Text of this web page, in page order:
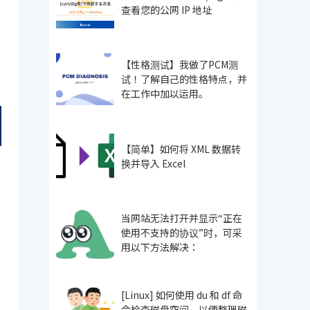
查看您的公网 IP 地址
【性格测试】我做了PCM测
试！了解自己的性格特点，并
在工作中加以运用。
【简单】如何将 XML 数据转
换并导入 Excel
当网站无法打开并显示“正在
使用不支持的协议”时，可采
用以下方法解决：
[Linux] 如何使用 du 和 df 命